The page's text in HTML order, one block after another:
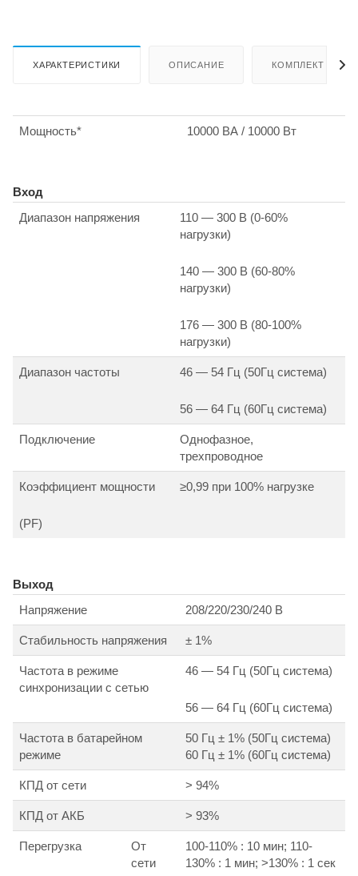
ХАРАКТЕРИСТИКИ ОПИСАНИЕ КОМПЛЕКТ
Мощность* 10000 ВА / 10000 Вт
Вход
Диапазон напряжения
110 — 300 В (0-60%
нагрузки)
140 — 300 В (60-80%
нагрузки)
176 — 300 В (80-100%
нагрузки)
Диапазон частоты 46 — 54 Гц (50Гц система)
56 — 64 Гц (60Гц система)
Подключение
Однофазное,
трехпроводное
Коэффициент мощности
(PF)
≥0,99 при 100% нагрузке
Выход
Напряжение
208/220/230/240 В
Стабильность напряжения ± 1%
Частота в режиме
синхронизации с сетью
46 — 54 Гц (50Гц система)
56 — 64 Гц (60Гц система)
Частота в батарейном
режиме
50 Гц ± 1% (50Гц система)
60 Гц ± 1% (60Гц система)
КПД от сети > 94%
КПД от АКБ > 93%
Перегрузка
От
сети
100-110% : 10 мин; 110-
130% : 1 мин; >130% : 1 сек